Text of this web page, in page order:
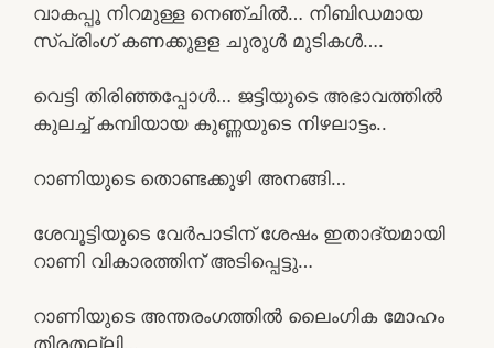
വാകപ്പൂ നിറമുള്ള നെഞ്ചിൽ… നിബിഡമായ
സ്പ്രിംഗ് കണക്കുളള ചുരുൾ മുടികൾ….
വെട്ടി തിരിഞ്ഞപ്പോൾ… ജട്ടിയുടെ അഭാവത്തിൽ
കുലച്ച് കമ്പിയായ കുണ്ണയുടെ നിഴലാട്ടം..
റാണിയുടെ തൊണ്ടക്കുഴി അനങ്ങി…
ശേവൂട്ടിയുടെ വേർപാടിന് ശേഷം ഇതാദ്യമായി
റാണി വികാരത്തിന് അടിപ്പെട്ടു…
റാണിയുടെ അന്തരംഗത്തിൽ ലൈംഗിക മോഹം
തിരതല്ലി…